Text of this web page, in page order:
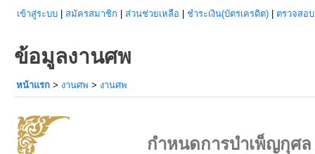
เข้าสู่ระบบ สมัครสมาชิก ส่วนช่วยเหลือ ชำระเงิน(บัตรเครดิต) ตรวจสอ
ข้อมูลงานศพ
หน้าแรก > งานศพ > งานศพ
กำหนดการบำเพ็ญกุศล